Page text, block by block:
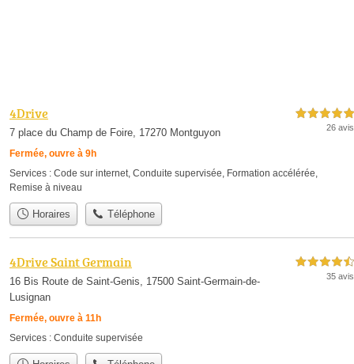
4Drive
7 place du Champ de Foire, 17270 Montguyon
Fermée, ouvre à 9h
5,0 étoiles sur 5
26 avis
Services : Code sur internet, Conduite supervisée, Formation accélérée,
Remise à niveau
Horaires Téléphone
4Drive Saint Germain
16 Bis Route de Saint-Genis, 17500 Saint-Germain-de-
Lusignan
Fermée, ouvre à 11h
4,5 étoiles sur 5
35 avis
Services : Conduite supervisée